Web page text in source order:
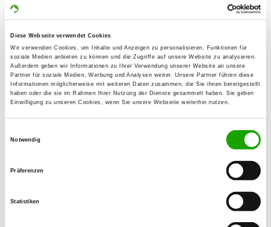
Diese Webseite verwendet Cookies
Wir verwenden Cookies, um Inhalte und Anzeigen zu personalisieren, Funktionen für
soziale Medien anbieten zu können und die Zugriffe auf unsere Website zu analysieren.
Außerdem geben wir Informationen zu Ihrer Verwendung unserer Website an unsere
Partner für soziale Medien, Werbung und Analysen weiter. Unsere Partner führen diese
Informationen möglicherweise mit weiteren Daten zusammen, die Sie ihnen bereitgestellt
haben oder die sie im Rahmen Ihrer Nutzung der Dienste gesammelt haben. Sie geben
Einwilligung zu unseren Cookies, wenn Sie unsere Webseite weiterhin nutzen.
Notwendig
Präferenzen
Statistiken
Details
06729 Maßnitz
Derzeit keine Welpen
Zuchtstätte: vom MOLBITZER HOF
Details
Zetzschaer Str. 24
04617 Rositz OT Molbitz
Zuchtstätte: vom Haus Bock (Ost)
Details
06712 Gutenborn OT Zetzschdorf